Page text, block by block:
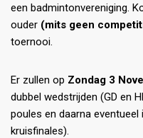
een badmintonvereniging.
ouder (mits geen
toernooi.
Er zullen op Zondag 3
dubbel wedstrijden (GD en
poules en daarna
kruisfinales).